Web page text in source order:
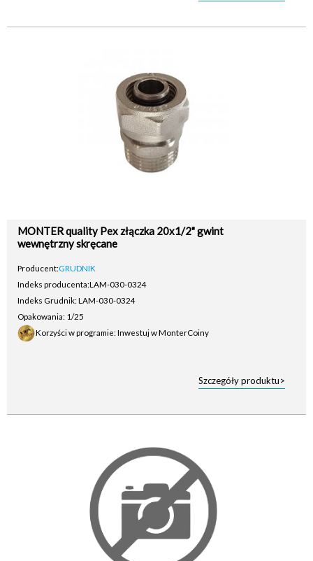
MONTER quality Pex złączka 20x1/2" gwint
wewnętrzny skręcane
Producent:GRUDNIK
Indeks producenta:LAM-030-0324
Indeks Grudnik: LAM-030-0324
Opakowania: 1/25
Korzyści w programie: Inwestuj w MonterCoiny
Szczegóły produktu>